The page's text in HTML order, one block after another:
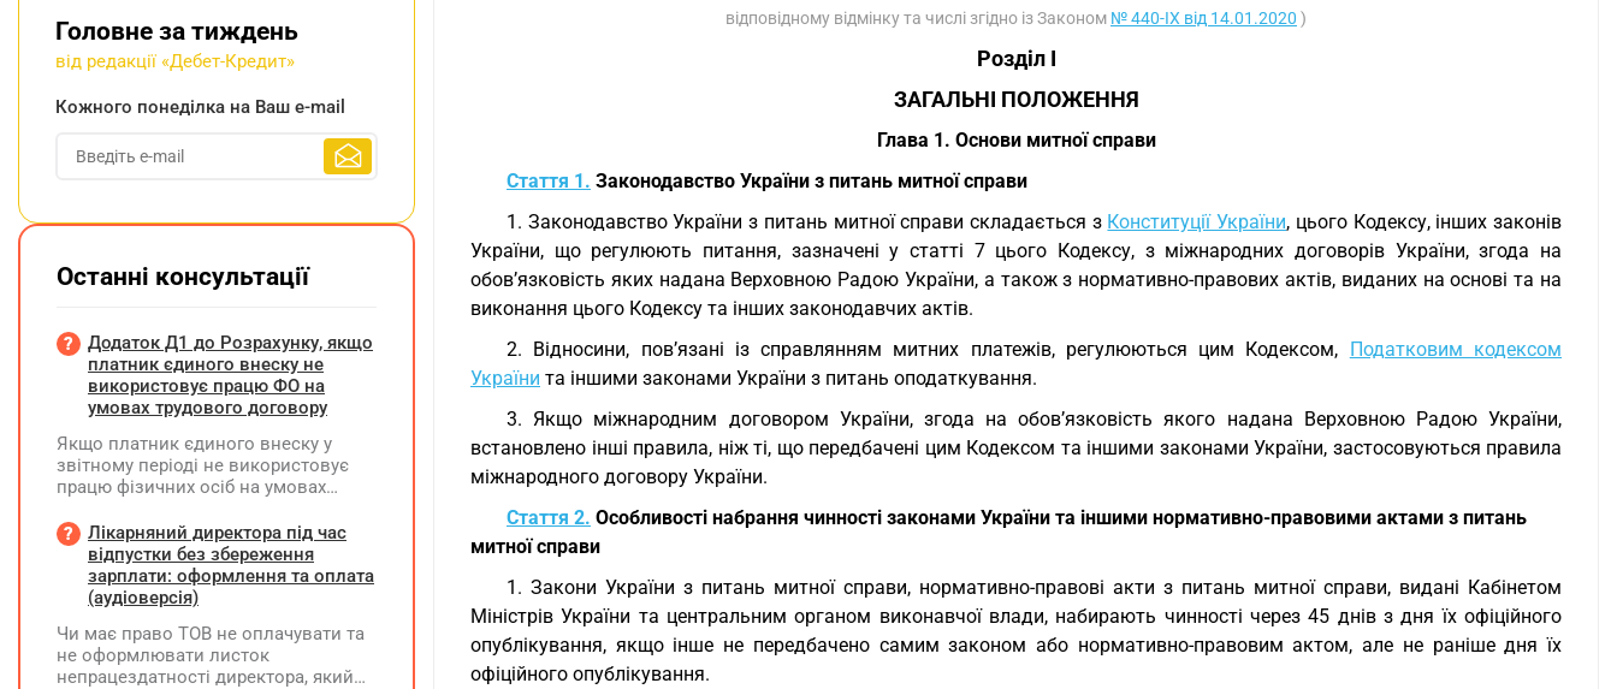
відповідному відмінку та числі згідно із Законом № 440-IX від 14.01.2020 )
Розділ I
ЗАГАЛЬНІ ПОЛОЖЕННЯ
Глава 1. Основи митної справи
Стаття 1. Законодавство України з питань митної справи
1. Законодавство України з питань митної справи складається з Конституції України, цього Кодексу, інших законів
України, що регулюють питання, зазначені у статті 7 цього Кодексу, з міжнародних договорів України, згода на
обов’язковість яких надана Верховною Радою України, а також з нормативно-правових актів, виданих на основі та на
виконання цього Кодексу та інших законодавчих актів.
2. Відносини, пов’язані із справлянням митних платежів, регулюються цим Кодексом, Податковим кодексом
України та іншими законами України з питань оподаткування.
3. Якщо міжнародним договором України, згода на обов’язковість якого надана Верховною Радою України,
встановлено інші правила, ніж ті, що передбачені цим Кодексом та іншими законами України, застосовуються правила
міжнародного договору України.
Стаття 2. Особливості набрання чинності законами України та іншими нормативно-правовими актами з питань
митної справи
1. Закони України з питань митної справи, нормативно-правові акти з питань митної справи, видані Кабінетом
Міністрів України та центральним органом виконавчої влади, набирають чинності через 45 днів з дня їх офіційного
опублікування, якщо інше не передбачено самим законом або нормативно-правовим актом, але не раніше дня їх
офіційного опублікування.
Головне за тиждень
від редакції «Дебет-Кредит»
Кожного понеділка на Ваш e-mail
Останні консультації
Додаток Д1 до Розрахунку, якщо
платник єдиного внеску не
використовує працю ФО на
умовах трудового договору
Якщо платник єдиного внеску у
звітному періоді не використовує
працю фізичних осіб на умовах
на інших умовах, передбачених
законодавством, Додаток Д1/
Додаток ФІЗ-Д1 за відповідний
період не подається
Лікарняний директора під час
відпустки без збереження
зарплати: оформлення та оплата
(аудіоверсія)
Чи має право ТОВ не оплачувати та
не оформлювати листок
непрацездатності директора, який